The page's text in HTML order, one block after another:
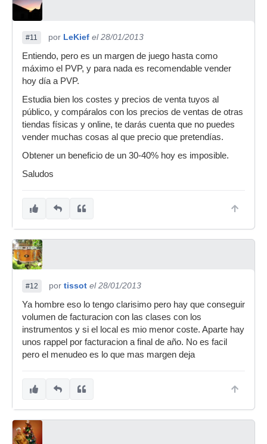
#11 por LeKief el 28/01/2013
Entiendo, pero es un margen de juego hasta como
máximo el PVP, y para nada es recomendable vender
hoy día a PVP.
Estudia bien los costes y precios de venta tuyos al
público, y compáralos con los precios de ventas de otras
tiendas físicas y online, te darás cuenta que no puedes
vender muchas cosas al que precio que pretendías.
Obtener un beneficio de un 30-40% hoy es imposible.
Saludos
#12 por tissot el 28/01/2013
Ya hombre eso lo tengo clarisimo pero hay que conseguir
volumen de facturacion con las clases con los
instrumentos y si el local es mio menor coste. Aparte hay
unos rappel por facturacion a final de año. No es facil
pero el menudeo es lo que mas margen deja